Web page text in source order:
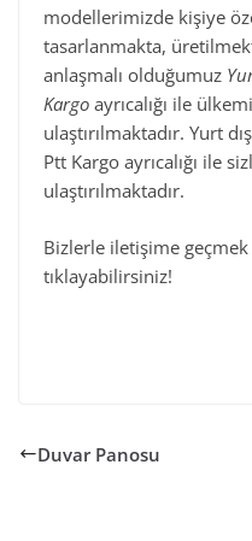
modellerimizde kişiye
tasarlanmakta,
anlaşmalı olduğumuz
Kargo ayrıcalığı ile
ulaştırılmaktadır. Yurt
Ptt Kargo ayrıcalığı ile
ulaştırılmaktadır.
Bizlerle iletişime geçmek
tıklayabilirsiniz!
Duvar Panosu